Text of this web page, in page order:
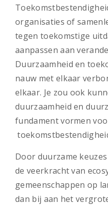
organisaties of
tegen toekomstige
aanpassen aan
Duurzaamheid en
nauw met elkaar
elkaar. Je zou ook
duurzaamheid en
fundament vormen
Door duurzame
de veerkracht van
gemeenschappen op
dan bij aan het